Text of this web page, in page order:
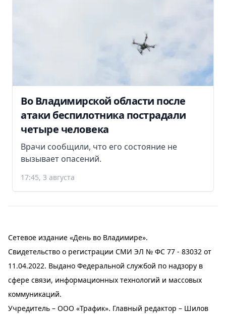
Во Владимирской области после
атаки беспилотника пострадали
четыре человека
Врачи сообщили, что его состояние не
вызывает опасений.
17:45, 3 августа
Сетевое издание «День во Владимире».
Свидетельство о регистрации СМИ ЭЛ № ФС 77 - 83032 от
11.04.2022. Выдано Федеральной службой по надзору в
сфере связи, информационных технологий и массовых
коммуникаций.
Учредитель – ООО «Трафик». Главный редактор – Шилов